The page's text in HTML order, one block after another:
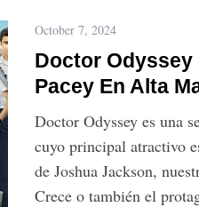
October 7, 2024
Doctor
Pacey En Alta
Doctor Odyssey es una
cuyo principal atractivo
de Joshua Jackson,
Crece o también el